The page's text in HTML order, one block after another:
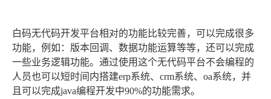
白码无代码开发平台相对的功能比较完善，可以完成很多
功能，例如：版本回调、数据功能运算等等，还可以完成
一些业务逻辑功能。通过使用这个无代码平台不会编程的
人员也可以短时间内搭建erp系统、crm系统、oa系统，并
且可以完成java编程开发中90%的功能需求。